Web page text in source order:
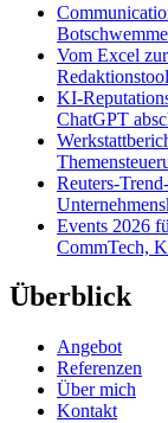
Vom Excel
KI-
ChatGPT
Reuters-
Events 2026
CommTech,
Überblick
Angebot
Referenzen
Über mich
Kontakt